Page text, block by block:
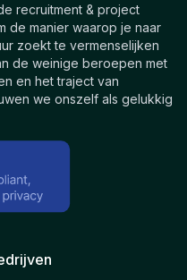
recruitment & project
de manier waarop je naar
zoekt te vermenselijken
de weinige beroepen met
en het traject van
we onszelf als gelukkig